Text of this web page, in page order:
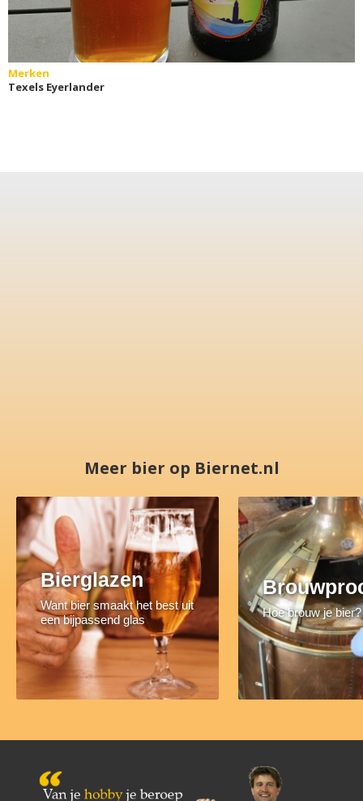
Merken
Texels Eyerlander
Meer bier op Biernet.nl
Bierglazen
Want bier smaakt het best uit
een bijpassend glas
Hoe brouw je bier?